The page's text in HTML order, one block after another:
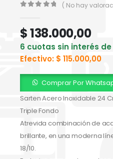
( No hay
$138.000,00
6 cuotas sin interés de
Efectivo: $ 115.000,00
Comprar Por
Sarten Acero Inoxidable 24
Triple Fondo
Atrevida combinación de
brillante, en una moderna
18/10.